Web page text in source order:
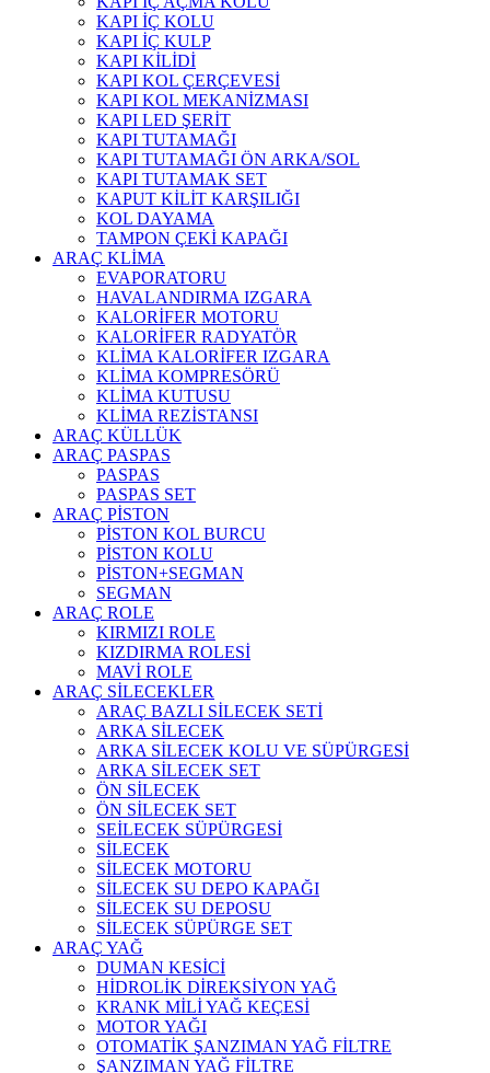
KAPI İÇ KOLU
KAPI İÇ KULP
KAPI KİLİDİ
KAPI KOL ÇERÇEVESİ
KAPI KOL MEKANİZMASI
KAPI LED ŞERİT
KAPI TUTAMAĞI
KAPI TUTAMAĞI ÖN ARKA/SOL
KAPI TUTAMAK SET
KAPUT KİLİT KARŞILIĞI
KOL DAYAMA
TAMPON ÇEKİ KAPAĞI
ARAÇ KLİMA
EVAPORATORU
HAVALANDIRMA IZGARA
KALORİFER MOTORU
KALORİFER RADYATÖR
KLİMA KALORİFER IZGARA
KLİMA KOMPRESÖRÜ
KLİMA KUTUSU
KLİMA REZİSTANSI
ARAÇ KÜLLÜK
ARAÇ PASPAS
PASPAS
PASPAS SET
ARAÇ PİSTON
PİSTON KOL BURCU
PİSTON KOLU
PİSTON+SEGMAN
SEGMAN
ARAÇ ROLE
KIRMIZI ROLE
KIZDIRMA ROLESİ
MAVİ ROLE
ARAÇ SİLECEKLER
ARAÇ BAZLI SİLECEK SETİ
ARKA SİLECEK
ARKA SİLECEK KOLU VE SÜPÜRGESİ
ARKA SİLECEK SET
ÖN SİLECEK
ÖN SİLECEK SET
SEİLECEK SÜPÜRGESİ
SİLECEK
SİLECEK MOTORU
SİLECEK SU DEPO KAPAĞI
SİLECEK SU DEPOSU
SİLECEK SÜPÜRGE SET
ARAÇ YAĞ
DUMAN KESİCİ
HİDROLİK DİREKSİYON YAĞ
KRANK MİLİ YAĞ KEÇESİ
MOTOR YAĞI
OTOMATİK ŞANZIMAN YAĞ FİLTRE
ŞANZIMAN YAĞ FİLTRE